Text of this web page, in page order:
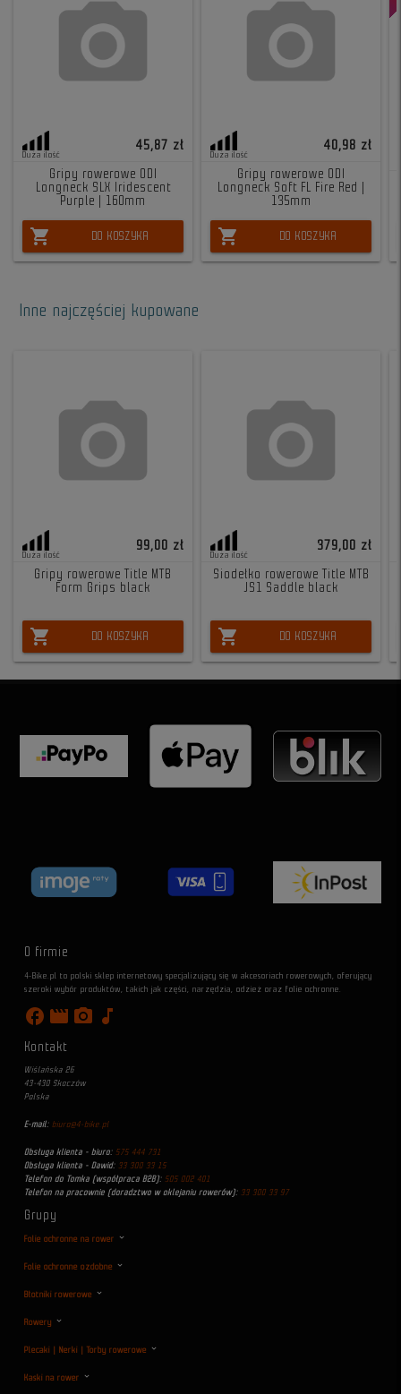
Duża ilość
45,87 zł
Gripy rowerowe ODI
Longneck SLX Iridescent
Purple | 160mm
shopping_cart DO KOSZYKA
Duża ilość
40,98 zł
Gripy rowerowe ODI
Longneck Soft FL Fire Red |
135mm
shopping_cart DO KOSZYKA
Inne najczęściej kupowane
Duża ilość
99,00 zł
Gripy rowerowe Title MTB
Form Grips black
shopping_cart DO KOSZYKA
Duża ilość
379,00 zł
Siodełko rowerowe Title MTB
JS1 Saddle black
shopping_cart DO KOSZYKA
O firmie
4-Bike.pl to polski sklep internetowy specjalizujący się w akcesoriach rowerowych, oferujący
szeroki wybór produktów, takich jak części, narzędzia, odzież oraz folie ochronne.
facebook movie photo_camera music_note
Kontakt
Wiślańska 26
43-430 Skoczów
Polska
E-mail: biuro@4-bike.pl
Obsługa klienta - biuro: 575 444 731
Obsługa klienta - Dawid: 33 300 33 15
Telefon do Tomka (współpraca B2B): 505 002 401
Telefon na pracownie (doradztwo w oklejaniu rowerów): 33 300 33 97
Grupy
Folie ochronne na rower
Folie ochronne ozdobne
Błotniki rowerowe
Rowery
Plecaki | Nerki | Torby rowerowe
Kaski na rower